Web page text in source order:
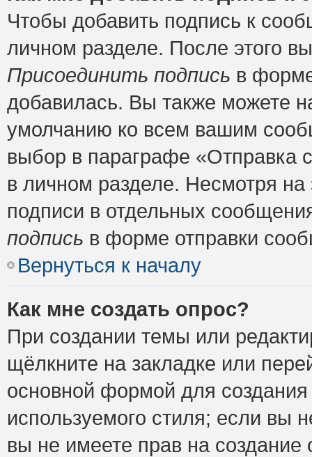
Чтобы добавить подпись к
личном разделе. После этого
Присоединить подпись в
добавилась. Вы также можете
умолчанию ко всем вашим
выбор в параграфе «Отправка
в личном разделе. Несмотря
подписи в отдельных
подпись в форме отправки
Вернуться к началу
Как мне создать опрос?
При создании темы или
щёлкните на закладке или
основной формой для
используемого стиля; если вы
вы не имеете прав на